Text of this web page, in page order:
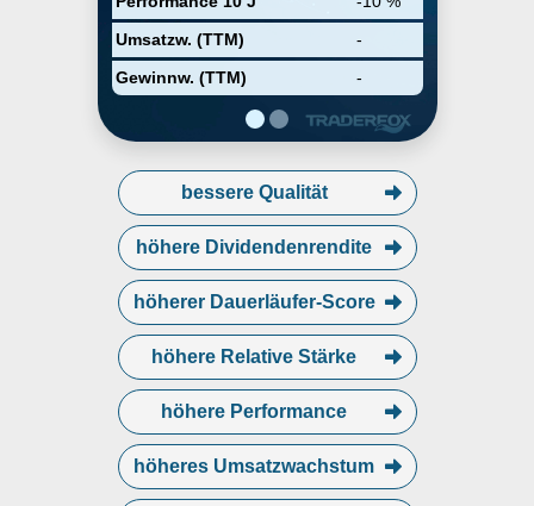
Umsatzw. (TTM)
-
Gewinnw. (TTM)
-
estate operating companies,
which generally earn rental
income from providing use of
digital asset space and capacity
through leases, services, and
other agreements. The Corporate
and Other segment includes
activities. The company was
founded in 1991 and is
headquartered in Boca Raton, FL.
bessere Qualität
höhere Dividendenrendite
höherer Dauerläufer-Score
höhere Relative Stärke
höhere Performance
höheres Umsatzwachstum